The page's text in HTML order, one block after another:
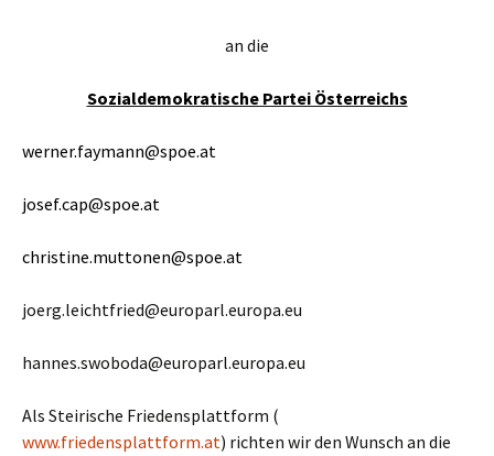
an die
Sozialdemokratische Partei Österreichs
werner.faymann@spoe.at
josef.cap@spoe.at
christine.muttonen@spoe.at
joerg.leichtfried@europarl.europa.eu
hannes.swoboda@europarl.europa.eu
Als Steirische Friedensplattform (
www.friedensplattform.at) richten wir den Wunsch an die